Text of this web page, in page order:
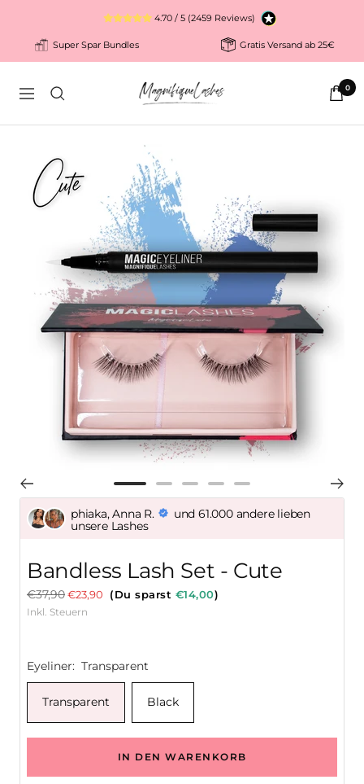
4.70 / 5 (2459 Reviews)
Super Spar Bundles Gratis Versand ab 25€
Navigation
Magnifiquelashes 0
Slide
1
SlideSlideSlide Slide
phiaka, Anna R.
und 61.000 andere lieben
unsere Lashes
Bandless Lash Set - Cute
Angebotspreis
€23,90
Regulärer
Preis
€37,90 (Du sparst €14,00)
Inkl. Steuern
Eyeliner: Transparent
Transparent Black
IN DEN WARENKORB